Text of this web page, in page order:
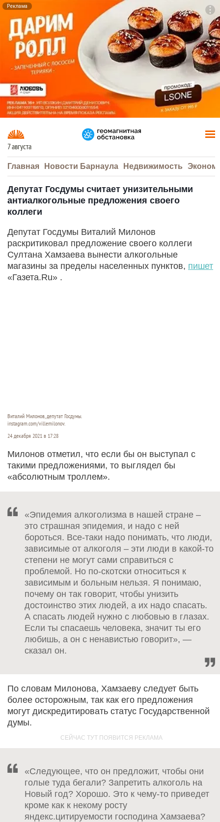
Реклама
7 августа
Главная Новости Барнаула Недвижимость
Депутат Госдумы считает унизительными
антиалкогольные предложения своего
коллеги
Депутат Госдумы Виталий Милонов
раскритиковал предложение своего коллеги
Султана Хамзаева вынести алкогольные
магазины за пределы населенных пунктов, пишет
«Газета.Ru» .
Виталий Милонов, депутат Госдумы.
instagram.com/villemilonov.
24 декабря 2021 в 17:28
Милонов отметил, что если бы он выступал с
такими предложениями, то выглядел бы
«абсолютным троллем».
«Эпидемия алкоголизма в нашей стране –
это страшная эпидемия, и надо с ней
бороться. Все-таки надо понимать, что люди,
зависимые от алкоголя – эти люди в какой-то
степени не могут сами справиться с
проблемой. Но по-скотски относиться к
зависимым и больным нельзя. Я понимаю,
почему он так говорит, чтобы унизить
достоинство этих людей, а их надо спасать.
А спасать людей нужно с любовью в глазах.
Если ты спасаешь человека, значит ты его
любишь, а он с ненавистью говорит», —
сказал он.
По словам Милонова, Хамзаеву следует быть
более осторожным, так как его предложения
могут дискредитировать статус Государственной
думы.
«Следующее, что он предложит, чтобы они
голые туда бегали? Запретить алкоголь на
Новый год? Хорошо. Это к чему-то приведет
кроме как к некому росту
яндекс.цитируемости господина Хамзаева?